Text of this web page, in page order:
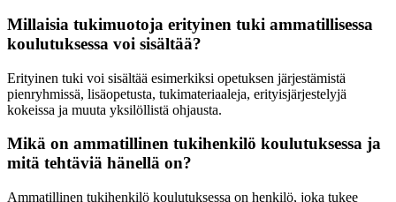
Millaisia tukimuotoja erityinen tuki ammatillisessa
koulutuksessa voi sisältää?
Erityinen tuki voi sisältää esimerkiksi opetuksen järjestämistä
pienryhmissä, lisäopetusta, tukimateriaaleja, erityisjärjestelyjä
kokeissa ja muuta yksilöllistä ohjausta.
Mikä on ammatillinen tukihenkilö koulutuksessa ja
mitä tehtäviä hänellä on?
Ammatillinen tukihenkilö koulutuksessa on henkilö, joka tukee